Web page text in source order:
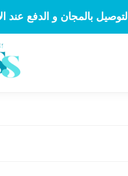
التوصيل بالمجان و الدفع عند